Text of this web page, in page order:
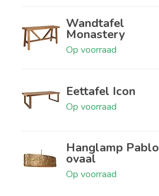
Wandtafel
Monastery
Op voorraad
Eettafel Icon
Op voorraad
Hanglamp Pablo
ovaal
Op voorraad